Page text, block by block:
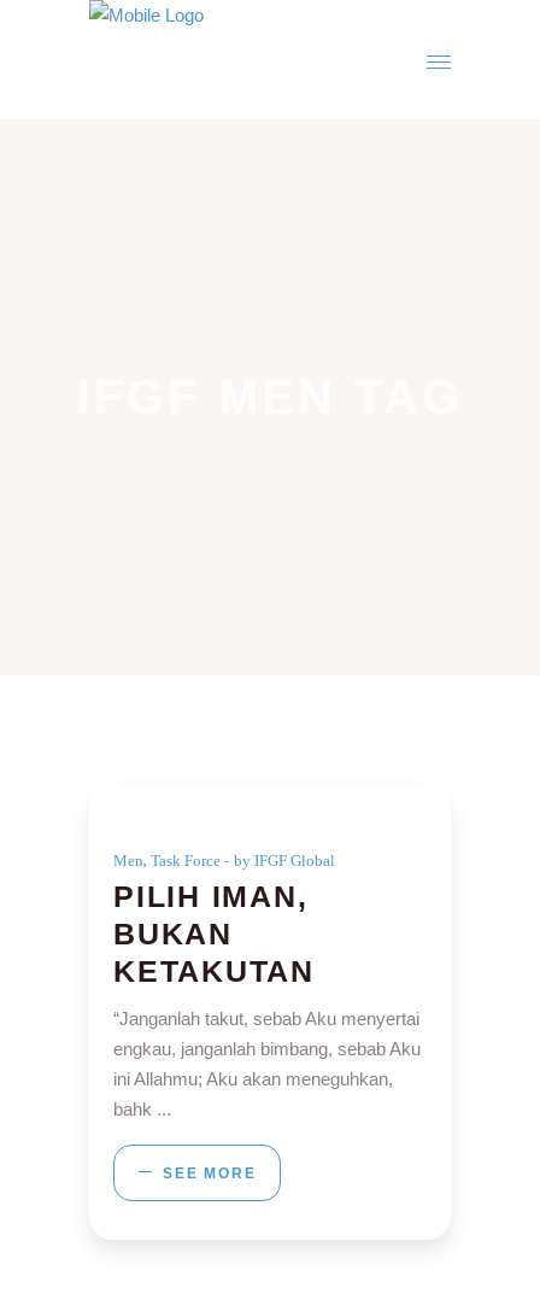
Men, Task Force by IFGF Global
PILIH IMAN,
BUKAN
KETAKUTAN
“Janganlah takut, sebab Aku menyertai
engkau, janganlah bimbang, sebab Aku
ini Allahmu; Aku akan meneguhkan,
bahk
SEE MORE